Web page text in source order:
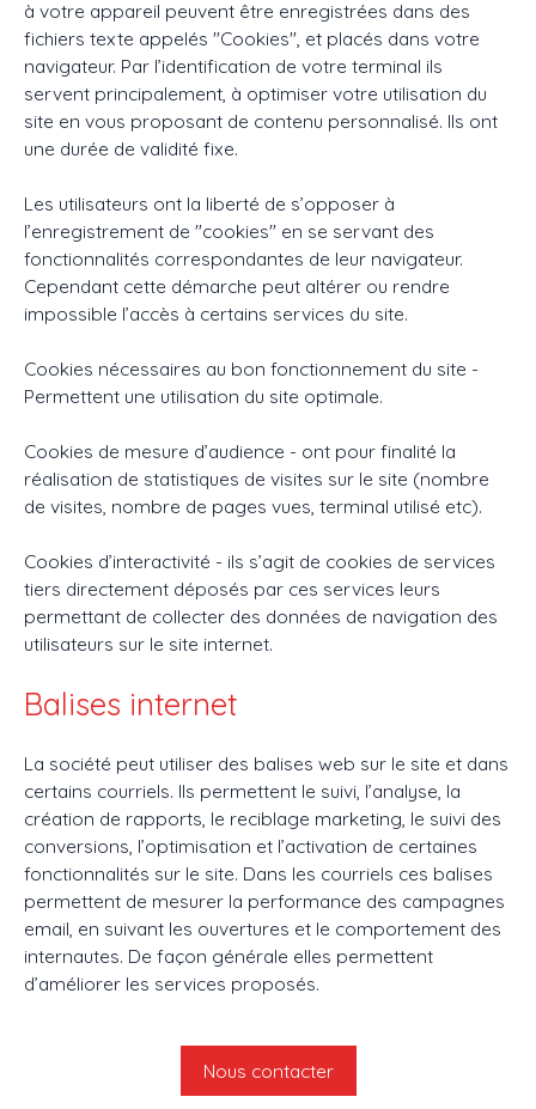
à votre appareil peuvent être enregistrées dans des
fichiers texte appelés "Cookies", et placés dans votre
navigateur. Par l’identification de votre terminal ils
servent principalement, à optimiser votre utilisation du
site en vous proposant de contenu personnalisé. Ils ont
une durée de validité fixe.
Les utilisateurs ont la liberté de s’opposer à
l’enregistrement de "cookies" en se servant des
fonctionnalités correspondantes de leur navigateur.
Cependant cette démarche peut altérer ou rendre
impossible l’accès à certains services du site.
Cookies nécessaires au bon fonctionnement du site -
Permettent une utilisation du site optimale.
Cookies de mesure d’audience - ont pour finalité la
réalisation de statistiques de visites sur le site (nombre
de visites, nombre de pages vues, terminal utilisé etc).
Cookies d’interactivité - ils s’agit de cookies de services
tiers directement déposés par ces services leurs
permettant de collecter des données de navigation des
utilisateurs sur le site internet.
Balises internet
La société peut utiliser des balises web sur le site et dans
certains courriels. Ils permettent le suivi, l’analyse, la
création de rapports, le reciblage marketing, le suivi des
conversions, l’optimisation et l’activation de certaines
fonctionnalités sur le site. Dans les courriels ces balises
permettent de mesurer la performance des campagnes
email, en suivant les ouvertures et le comportement des
internautes. De façon générale elles permettent
d’améliorer les services proposés.
Nous contacter